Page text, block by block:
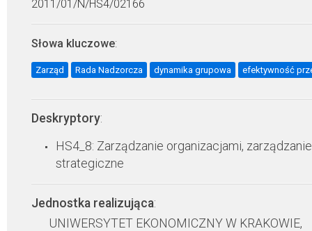
2011/01/N/HS4/02166
Słowa kluczowe:
Zarząd Rada Nadzorcza dynamika grupowa efektywność
Deskryptory:
HS4_8: Zarządzanie organizacjami, zarządzanie
strategiczne
Jednostka realizująca:
UNIWERSYTET EKONOMICZNY W KRAKOWIE,